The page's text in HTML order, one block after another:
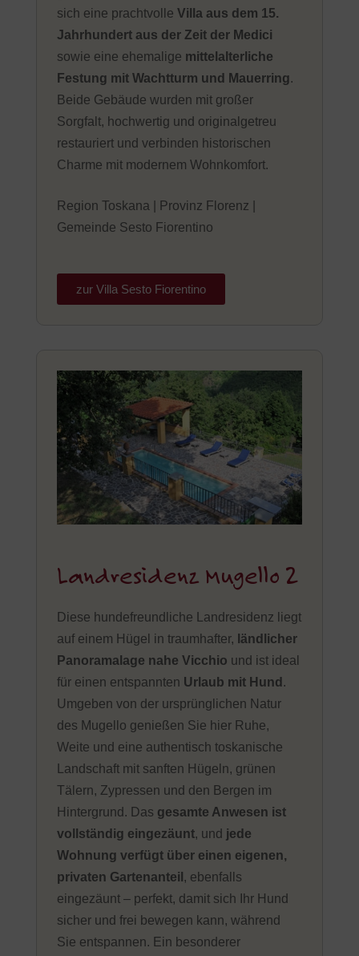
sich eine prachtvolle Villa aus dem 15.
Jahrhundert aus der Zeit der Medici
sowie eine ehemalige mittelalterliche
Festung mit Wachtturm und Mauerring.
Beide Gebäude wurden mit großer
Sorgfalt, hochwertig und originalgetreu
restauriert und verbinden historischen
Charme mit modernem Wohnkomfort.
Region Toskana | Provinz Florenz |
Gemeinde Sesto Fiorentino
zur Villa Sesto Fiorentino
Landresidenz Mugello 2
Diese hundefreundliche Landresidenz liegt
auf einem Hügel in traumhafter, ländlicher
Panoramalage nahe Vicchio und ist ideal
für einen entspannten Urlaub mit Hund .
Umgeben von der ursprünglichen Natur
des Mugello genießen Sie hier Ruhe,
Weite und eine authentisch toskanische
Landschaft mit sanften Hügeln, grünen
Tälern, Zypressen und den Bergen im
Hintergrund. Das gesamte Anwesen ist
vollständig eingezäunt, und jede
Wohnung verfügt über einen eigenen,
privaten Gartenanteil , ebenfalls
eingezäunt – perfekt, damit sich Ihr Hund
sicher und frei bewegen kann, während
Sie entspannen. Ein besonderer